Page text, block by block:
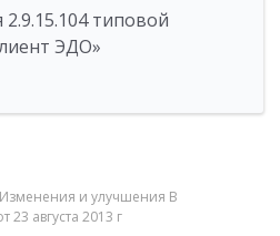
типовой
ЭДО»
и улучшения В
23 августа 2013 г